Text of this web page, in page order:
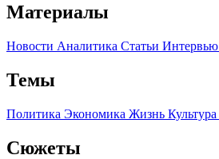
Материалы
Новости Аналитика Статьи Интервью
Темы
Политика Экономика Жизнь Культура
Сюжеты